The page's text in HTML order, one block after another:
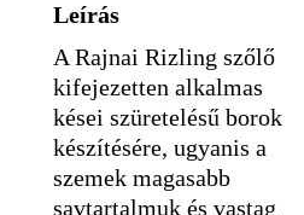
Leírás
A Rajnai Rizling szőlő
kifejezetten alkalmas
kései szüretelésű borok
készítésére, ugyanis a
szemek magasabb
savtartalmuk és vastag